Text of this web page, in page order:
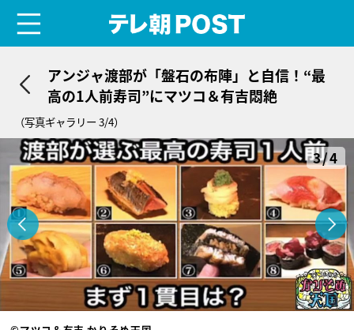
アンジャ渡部が「盤石の布陣」と自信！“最
高の1人前寿司”にマツコ＆有吉悶絶
（写真ギャラリー 3/4）
3/4